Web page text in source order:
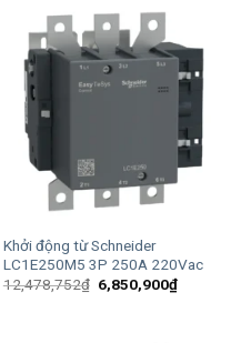
Khởi động từ Schneider
LC1E250M5 3P 250A 220Vac
12,478,752₫ Giá
gốc
6,850,900₫Giá
hiện